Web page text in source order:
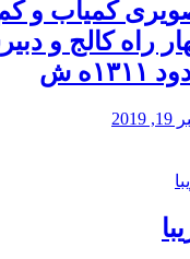
کمیاب و
راه كالج و
ش